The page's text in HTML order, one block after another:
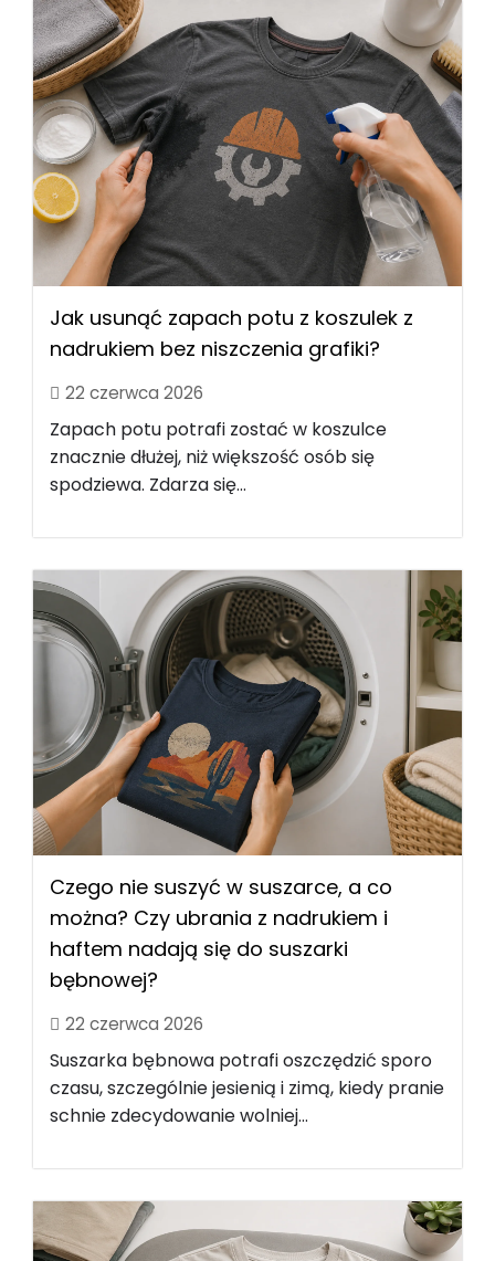
Jak usunąć zapach potu z koszulek z
nadrukiem bez niszczenia grafiki?
22 czerwca 2026
Zapach potu potrafi zostać w koszulce
znacznie dłużej, niż większość osób się
spodziewa. Zdarza się...
Czego nie suszyć w suszarce, a co
można? Czy ubrania z nadrukiem i
haftem nadają się do suszarki
bębnowej?
22 czerwca 2026
Suszarka bębnowa potrafi oszczędzić sporo
czasu, szczególnie jesienią i zimą, kiedy pranie
schnie zdecydowanie wolniej...